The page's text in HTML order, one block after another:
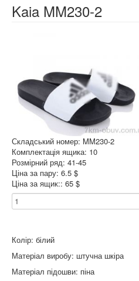
Kaia MM230-2
Складський номер: MM230-2
Комплектація ящика: 10
Розмірний ряд: 41-45
Ціна за пару: 6.5 $
Ціна за ящик:: 65 $
Колір: білий
Матеріал виробу: штучна шкіра
Матеріал підошви: піна